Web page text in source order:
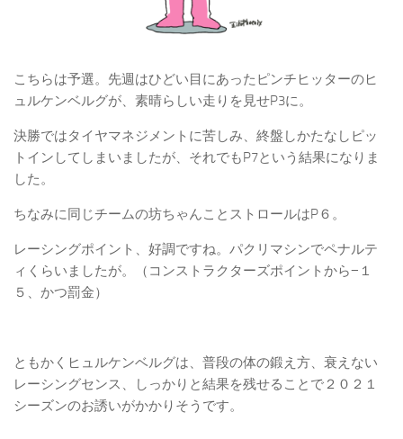
こちらは予選。先週はひどい目にあったピンチヒッターのヒ
ュルケンベルグが、素晴らしい走りを見せP3に。
決勝ではタイヤマネジメントに苦しみ、終盤しかたなしピッ
トインしてしまいましたが、それでもP7という結果になりま
した。
ちなみに同じチームの坊ちゃんことストロールはP６。
レーシングポイント、好調ですね。パクリマシンでペナルテ
ィくらいましたが。（コンストラクターズポイントから−１
５、かつ罰金）
ともかくヒュルケンベルグは、普段の体の鍛え方、衰えない
レーシングセンス、しっかりと結果を残せることで２０２１
シーズンのお誘いがかかりそうです。